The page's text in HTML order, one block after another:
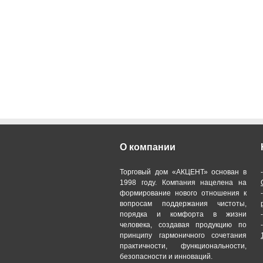
О компании
Торговый дом «АКЦЕНТ» основан в
1998 году. Компания нацелена на
формирование нового отношения к
вопросам поддержания чистоты,
порядка и комфорта в жизни
человека, создавая продукцию по
принципу гармоничного сочетания
практичности, функциональности,
безопасности и инноваций.